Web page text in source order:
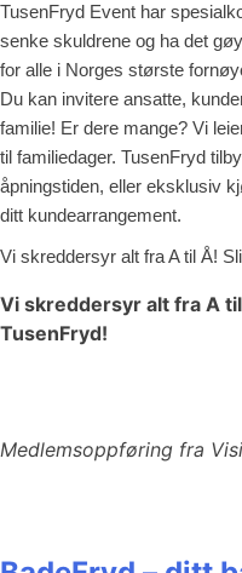
TusenFryd Event har
senke skuldrene og ha det
for alle i Norges største
Du kan invitere ansatte,
familie! Er dere mange? Vi
til familiedager. TusenFryd
åpningstiden, eller eksklusiv
ditt kundearrangement.
Vi skreddersyr alt fra A til Å!
Vi skreddersyr alt fra A
TusenFryd!
Medlemsoppføring fra